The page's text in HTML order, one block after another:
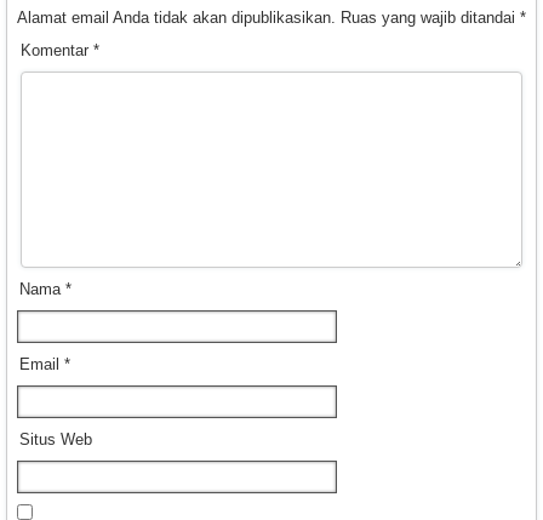
Alamat email Anda tidak akan dipublikasikan. Ruas yang wajib ditandai *
Komentar *
Nama *
Email *
Situs Web